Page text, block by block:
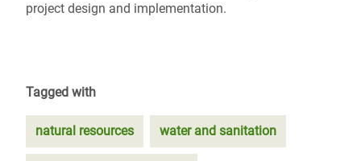
project design and implementation.
Tagged with
natural resources water and sanitation